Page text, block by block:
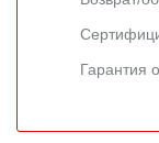
Гарантия